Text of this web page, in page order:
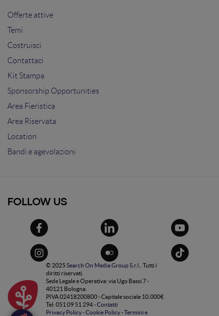
Offerte attive
Temi
Costruisci
Contattaci
Kit Stampa
Sponsorship Opportunities
Area Fieristica
Area Riservata
Location
Bandi e agevolazioni
FOLLOW US
© 2025 Search On Media Group S.r.l.
. Tutti i
diritti riservati.
Sede Legale e Operativa: via Ugo Bassi 7 -
40121 Bologna
PIVA 02418200800 - Capitale sociale 10.000€
Tel: 051 09 51 294 -Contatti
Privacy Policy-Cookie Policy-Termini e